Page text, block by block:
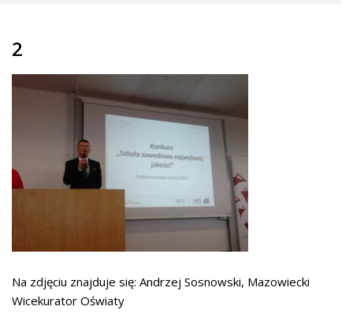
2
Na zdjęciu znajduje się: Andrzej Sosnowski, Mazowiecki
Wicekurator Oświaty